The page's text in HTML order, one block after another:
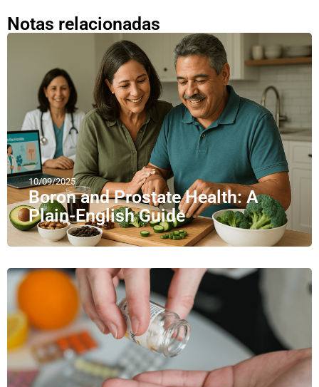
Notas relacionadas
10/09/2025
Boron and Prostate Health: A
Plain-English Guide